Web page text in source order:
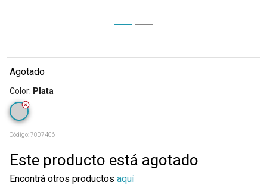
Agotado
Color: Plata
Código:7007406
Este producto está agotado
Encontrá otros productos aquí